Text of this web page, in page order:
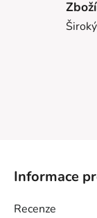
Informace
Recenze